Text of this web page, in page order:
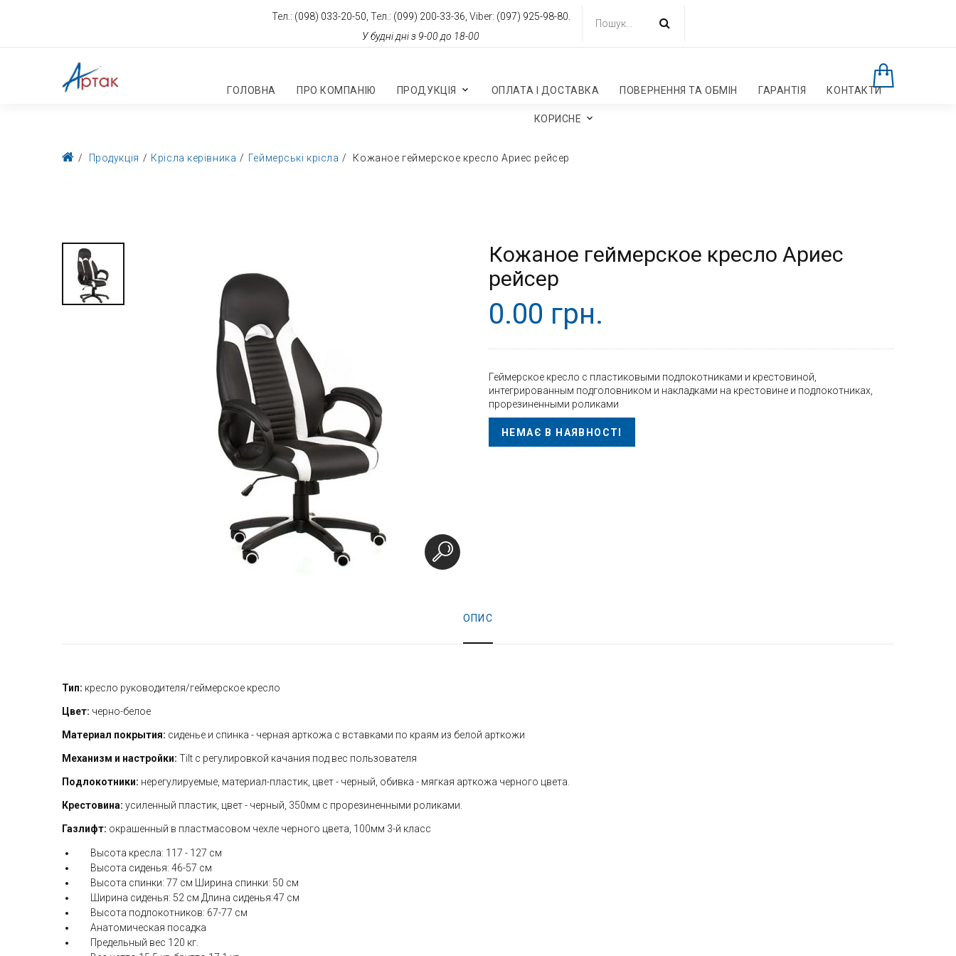
Тел.: (098) 033-20-50, Тел.: (099) 200-33-36, Viber: (097) 925-98-80.
У будні дні з 9-00 до 18-00
ГОЛОВНА ПРО КОМПАНІЮ ПРОДУКЦІЯ ОПЛАТА І ДОСТАВКА ПОВЕРНЕННЯ ТА ОБМІН ГАРАНТІЯ КОНТАКТИ
КОРИСНЕ
Продукція Крісла керівника Геймерські крісла Кожаное геймерское кресло Ариес рейсер
Кожаное геймерское кресло Ариес
рейсер
0.00 грн.
Геймерское кресло с пластиковыми подлокотниками и крестовиной,
интегрированным подголовником и накладками на крестовине и подлокотниках,
прорезиненными роликами
НЕМАЄ В НАЯВНОСТІ
ОПИС
Тип: кресло руководителя/геймерское кресло
Цвет: черно-белое
Материал покрытия: сиденье и спинка - черная арткожа с вставками по краям из белой арткожи
Механизм и настройки: Tilt с регулировкой качания под вес пользователя
Подлокотники: нерегулируемые, материал-пластик, цвет - черный, обивка - мягкая арткожа черного цвета.
Крестовина: усиленный пластик, цвет - черный, 350мм с прорезиненными роликами.
Газлифт: окрашенный в пластмасовом чехле черного цвета, 100мм 3-й класс
Высота кресла: 117 - 127 см
Высота сиденья: 46-57 см
Высота спинки: 77 см Ширина спинки: 50 см
Ширина сиденья: 52 см Длина сиденья:47 см
Высота подлокотников: 67-77 см
Анатомическая посадка
Предельный вес 120 кг.